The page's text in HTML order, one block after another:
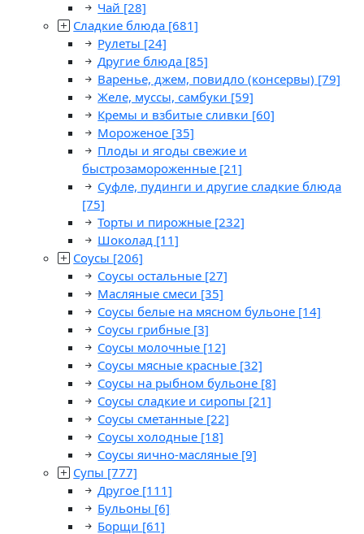
Чай [28]
Сладкие блюда [681]
Рулеты [24]
Другие блюда [85]
Варенье, джем, повидло (консервы) [79]
Желе, муссы, самбуки [59]
Кремы и взбитые сливки [60]
Мороженое [35]
Плоды и ягоды свежие и
быстрозамороженные [21]
Суфле, пудинги и другие сладкие блюда
[75]
Торты и пирожные [232]
Шоколад [11]
Соусы [206]
Соусы остальные [27]
Масляные смеси [35]
Соусы белые на мясном бульоне [14]
Соусы грибные [3]
Соусы молочные [12]
Соусы мясные красные [32]
Соусы на рыбном бульоне [8]
Соусы сладкие и сиропы [21]
Соусы сметанные [22]
Соусы холодные [18]
Соусы яично-масляные [9]
Супы [777]
Другое [111]
Бульоны [6]
Борщи [61]